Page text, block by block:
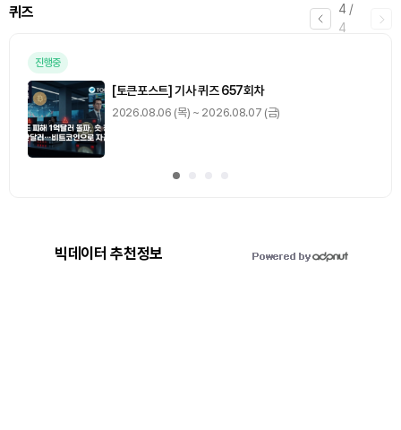
4 /
4
퀴즈
진행중
[토큰포스트] 기사 퀴즈 657회차
2026.08.06 (목) ~ 2026.08.07 (금)
빅데이터 추천정보